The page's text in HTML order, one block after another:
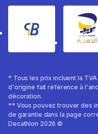
* Tous les prix incluent la
d'origine fait référence à
décoration.
** Vous pouvez trouver des
de garantie dans la page
Decathlon 2026 ©